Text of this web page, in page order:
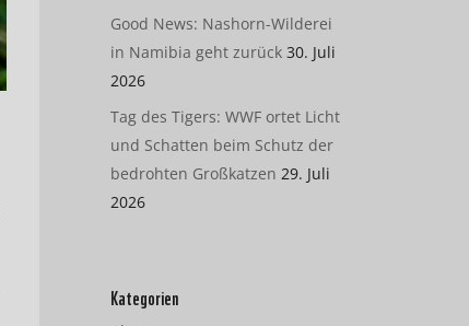
Good News: Nashorn-Wilderei
in Namibia geht zurück 30. Juli
2026
Tag des Tigers: WWF ortet Licht
und Schatten beim Schutz der
bedrohten Großkatzen 29. Juli
2026
Kategorien